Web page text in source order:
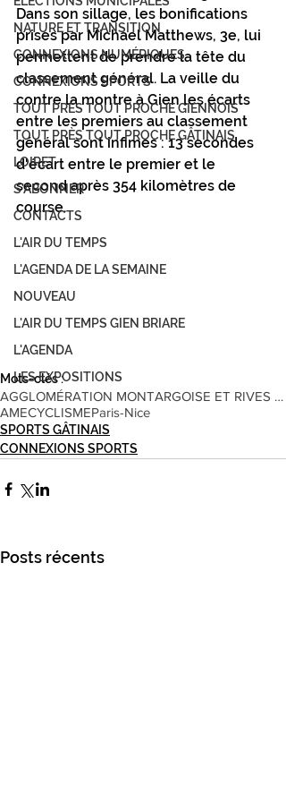
NATURE ET TRANSITION
CONNEXIONS NUMÉRIQUES
CONNEXIONS SPORTS
TOUT PRÈS TOUT PROCHE GIENNOIS
TOUT PRÈS TOUT PROCHE GÂTINAIS
LOIRET
S'ABONNER
CONTACTS
L'AIR DU TEMPS
L'AGENDA DE LA SEMAINE
NOUVEAU
L'AIR DU TEMPS GIEN BRIARE
L'AGENDA
LES EXPOSITIONS
Dans son sillage, les bonifications
prises par Michael Matthews, 3e, lui
permettent de prendre la tête du
classement général. La veille du
contre la montre à Gien les écarts
entre les premiers au classement
général sont infimes : 13 secondes
d'écart entre le premier et le
second après 354 kilomètres de
course.
Mots-clés :
AGGLOMÉRATION MONTARGOISE ET RIVES DU LOING
AMECYCLISMEParis-Nice
SPORTS GÂTINAIS
CONNEXIONS SPORTS
Posts récents